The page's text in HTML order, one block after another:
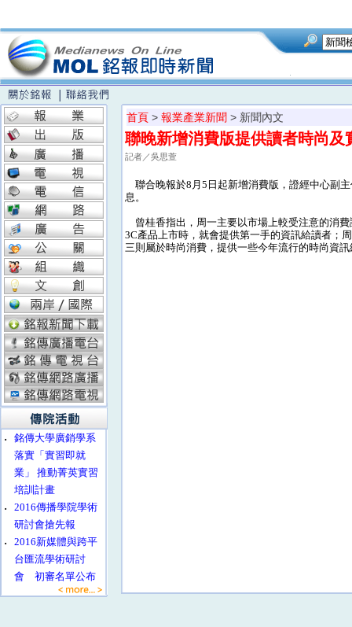
‧
銘傳大學廣銷學系
落實「實習即就
業」 推動菁英實習
培訓計畫
‧
2016傳播學院學術
研討會搶先報
‧
2016新媒體與跨平
台匯流學術研討
會 初審名單公布
首頁 > 報業產業新聞 > 新聞內文
聯晚新增消費版提供讀者時尚及
記者／吳思萱
聯合晚報於8月5日起新增消費版，證經中心副
息。
曾桂香指出，周一主要以市場上較受注意的消
3C產品上市時，就會提供第一手的資訊給讀者；
三則屬於時尚消費，提供一些今年流行的時尚資